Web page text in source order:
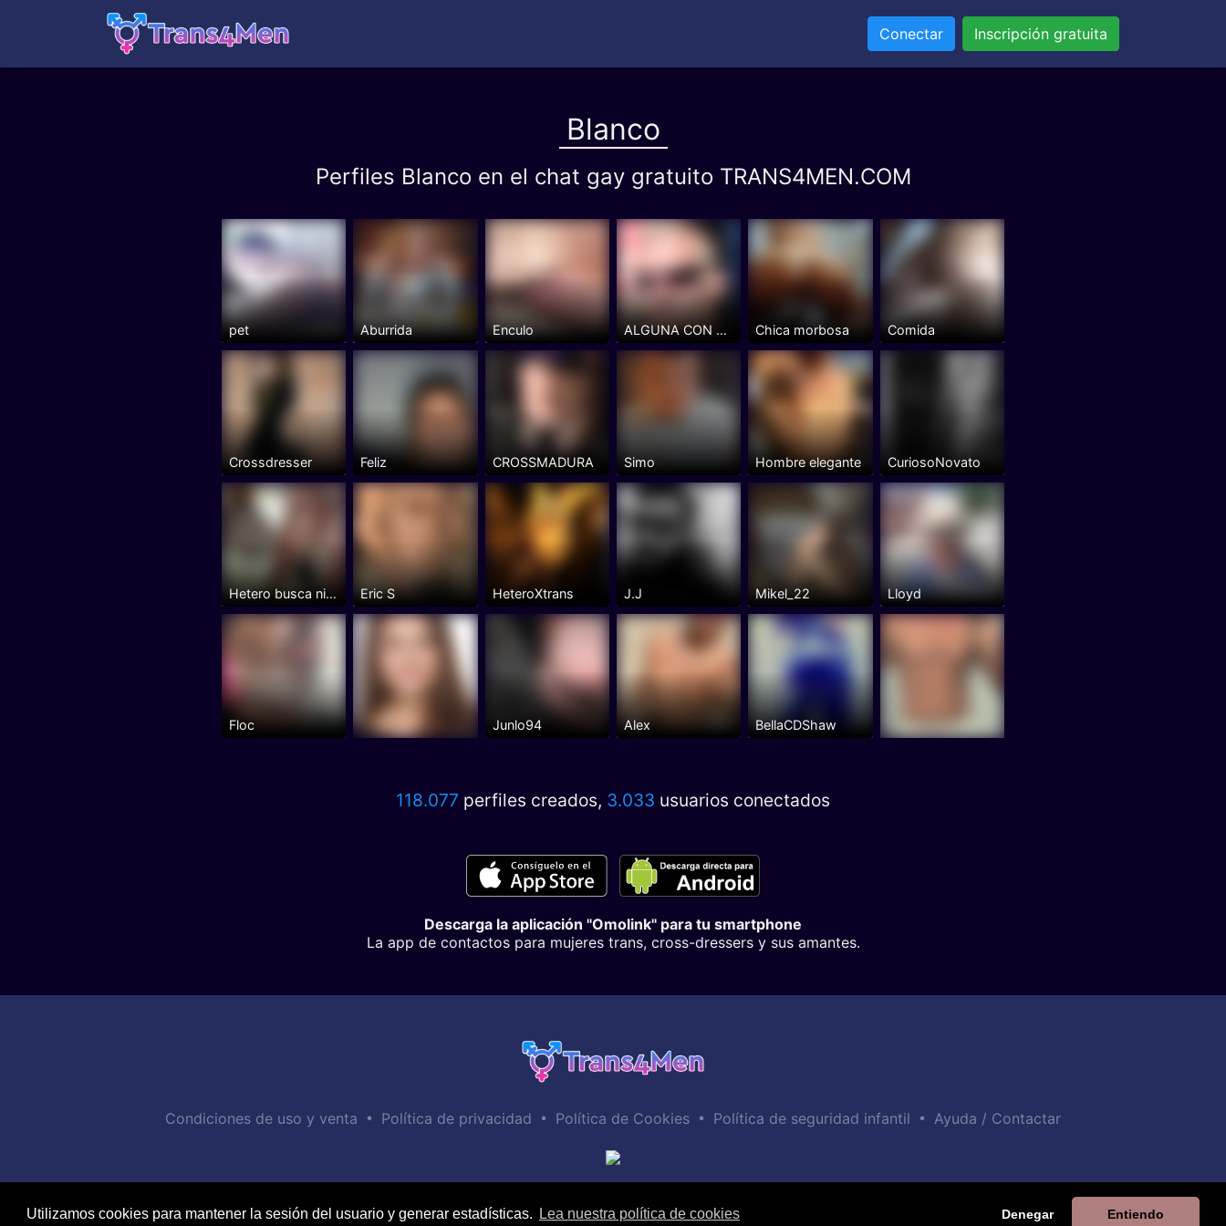
Utilizamos cookies para mantener la sesión del usuario y generar estadísticas. Lea nuestra política de cookies Denegar Entiendo
Conectar Inscripción gratuita
Blanco
Perfiles Blanco en el chat gay gratuito TRANS4MEN.COM
pet Aburrida Enculo ALGUNA CON GANAS DE FIE...POR... Chica morbosa Comida
Crossdresser Feliz CROSSMADURA Simo Hombre elegante CuriosoNovato
Hetero busca niñas Eric S HeteroXtrans J.J Mikel_22 Lloyd
Floc Junlo94 Alex BellaCDShaw
118.077 perfiles creados, 3.033 usuarios conectados
Descarga la aplicación "Omolink" para tu smartphone
La app de contactos para mujeres trans, cross-dressers y sus amantes.
Condiciones de uso y venta • Política de privacidad • Política de Cookies • Política de seguridad infantil • Ayuda / Contactar